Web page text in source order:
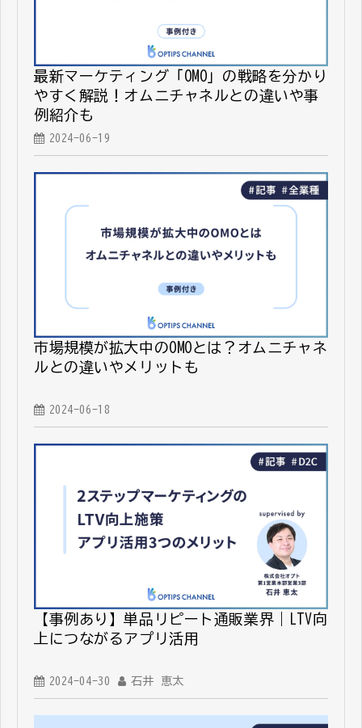
最新マーケティング「OMO」の戦略を分かり
やすく解説！オムニチャネルとの違いや事
例紹介も
2024-06-19
市場規模が拡大中のOMOとは？オムニチャネ
ルとの違いやメリットも
2024-06-18
【事例あり】単品リピート通販業界｜LTV向
上につながるアプリ活用
2024-04-30 石井 恵太